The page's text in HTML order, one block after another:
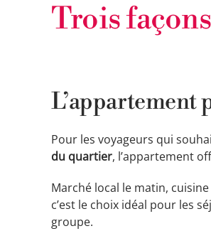
Trois
L’appartement
Pour les voyageurs qui
du quartier, l’appartement
Marché local le matin,
c’est le choix idéal pour les
groupe.